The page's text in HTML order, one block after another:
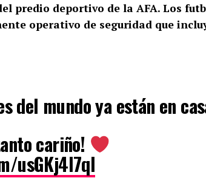
predio deportivo de la AFA. Los
operativo de seguridad que
del mundo ya están en
cariño!
usGKj4l7ql